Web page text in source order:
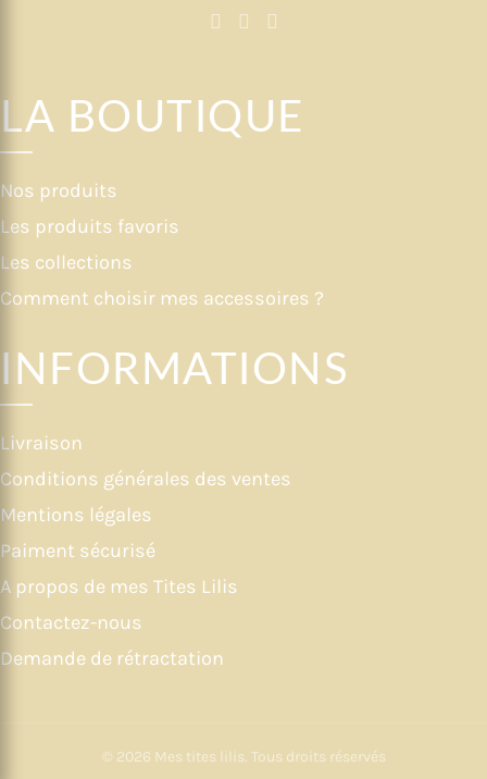
LA BOUTIQUE
Nos produits
Les produits favoris
Les collections
Comment choisir mes accessoires ?
INFORMATIONS
Livraison
Conditions générales des ventes
Mentions légales
Paiment sécurisé
A propos de mes Tites Lilis
Contactez-nous
Demande de rétractation
© 2026 Mes tites lilis. Tous droits réservés